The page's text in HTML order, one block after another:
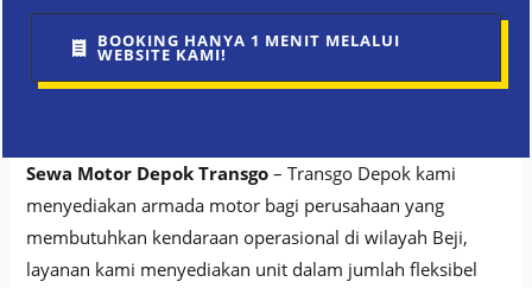
BOOKING HANYA 1 MENIT MELALUI
WEBSITE KAMI!
Sewa Motor Depok Transgo – Transgo Depok kami
menyediakan armada motor bagi perusahaan yang
membutuhkan kendaraan operasional di wilayah Beji,
layanan kami menyediakan unit dalam jumlah fleksibel